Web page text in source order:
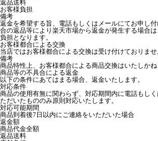
返品送料
お客様負担
備考
返金を希望する旨、電話もしくはメールにてお申し
合の返品等により楽天市場から返金が発生する場合
負担となります。
お客様都合による交換
当店ではお客様都合による交換は受け付けておりませ
備考
商品特性上、お客様都合による商品交換はいたしかね
商品等の不具合による返金
以下の条件にあてはまる場合、返金いたします。
対応条件
商品の使用有無に関わらず、対応期間内に電話もし
ただいたもののみ原則対応いたします。
対応可能期間
商品到着後7日以内にご連絡をいただいた場合
返金額
商品代金全額
返品送料